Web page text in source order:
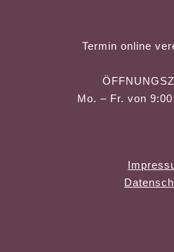
Termin online
Mo. – Fr. von